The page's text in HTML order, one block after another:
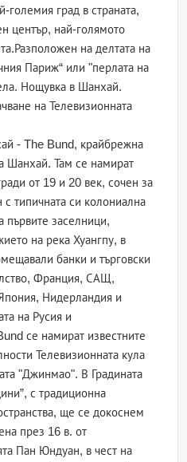
град в страната,
център, най-голямото
на делтата на
Париж“ или "перлата на
Нощувка в Шанхай.
на Телевизионната
- The Bund, крайбрежна
Шанхай. Там се намират
от 19 и 20 век, сочен за
типичната си колониална
първите заселници,
на река Хуангпу, в
банки и търговски
Франция, САЩ,
Нидерландия и
на Русия и
се намират известните
Телевизионната кула
"Джинмао". В Градината
с традиционна
ще се докоснем
през 16 в. от
Пан Юндуан, в чест на